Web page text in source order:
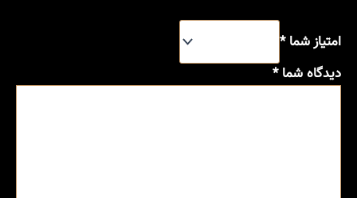
امتیاز شما*
دیدگاه شما*